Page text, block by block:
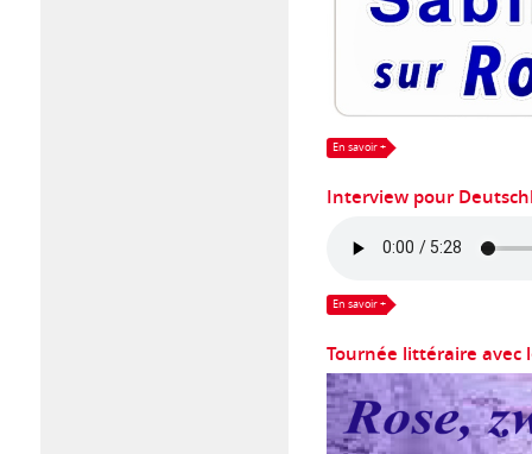
En savoir +
Interview pour
En savoir +
Tournée littéraire avec